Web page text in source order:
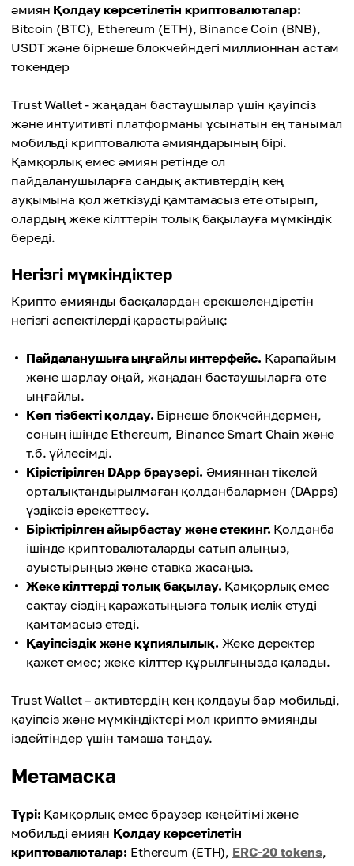
әмиян Қолдау көрсетілетін криптовалюталар:
Bitcoin (BTC), Ethereum (ETH), Binance Coin (BNB),
USDT және бірнеше блокчейндегі миллионнан астам
токендер
Trust Wallet - жаңадан бастаушылар үшін қауіпсіз
және интуитивті платформаны ұсынатын ең танымал
мобильді криптовалюта әмияндарының бірі.
Қамқорлық емес әмиян ретінде ол
пайдаланушыларға сандық активтердің кең
ауқымына қол жеткізуді қамтамасыз ете отырып,
олардың жеке кілттерін толық бақылауға мүмкіндік
береді.
Негізгі мүмкіндіктер
Крипто әмиянды басқалардан ерекшелендіретін
негізгі аспектілерді қарастырайық:
Пайдаланушыға ыңғайлы интерфейс. Қарапайым
және шарлау оңай, жаңадан бастаушыларға өте
ыңғайлы.
Көп тізбекті қолдау. Бірнеше блокчейндермен,
соның ішінде Ethereum, Binance Smart Chain және
т.б. үйлесімді.
Кірістірілген DApp браузері. Әмияннан тікелей
орталықтандырылмаған қолданбалармен (DApps)
үздіксіз әрекеттесу.
Біріктірілген айырбастау және стекинг. Қолданба
ішінде криптовалюталарды сатып алыңыз,
ауыстырыңыз және ставка жасаңыз.
Жеке кілттерді толық бақылау. Қамқорлық емес
сақтау сіздің қаражатыңызға толық иелік етуді
қамтамасыз етеді.
Қауіпсіздік және құпиялылық. Жеке деректер
қажет емес; жеке кілттер құрылғыңызда қалады.
Trust Wallet – активтердің кең қолдауы бар мобильді,
қауіпсіз және мүмкіндіктері мол крипто әмиянды
іздейтіндер үшін тамаша таңдау.
Метамаска
Түрі: Қамқорлық емес браузер кеңейтімі және
мобильді әмиян Қолдау көрсетілетін
криптовалюталар: Ethereum (ETH), ERC-20 tokens,